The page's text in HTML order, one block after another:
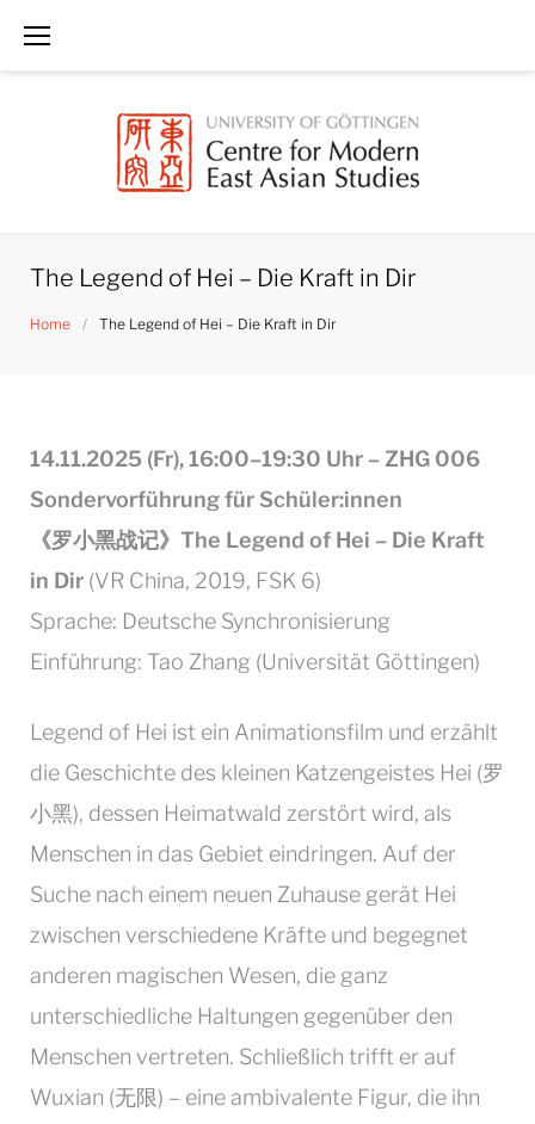
The Legend of Hei – Die Kraft in Dir
Home / The Legend of Hei – Die Kraft in Dir
The
Legend
of
Hei
Die
Kraft
Dir
14.11.2025 (Fr), 16:00–19:30 Uhr – ZHG 006
Sondervorführung für Schüler:innen
《罗小黑战记》The Legend of Hei – Die Kraft
in Dir (VR China, 2019, FSK 6)
Sprache: Deutsche Synchronisierung
Einführung: Tao Zhang (Universität Göttingen)
Legend of Hei ist ein Animationsfilm und erzählt
die Geschichte des kleinen Katzengeistes Hei (罗
小黑), dessen Heimatwald zerstört wird, als
Menschen in das Gebiet eindringen. Auf der
Suche nach einem neuen Zuhause gerät Hei
zwischen verschiedene Kräfte und begegnet
anderen magischen Wesen, die ganz
unterschiedliche Haltungen gegenüber den
Menschen vertreten. Schließlich trifft er auf
Wuxian (无限) – eine ambivalente Figur, die ihn